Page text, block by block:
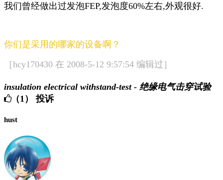
我们曾经做出过发泡FEP,发泡度60%左右,外观很好.
你们是采用的哪家的设备啊？
［hcy170430 在 2008-5-12 9:57:54 编辑过］
insulation electrical withstand-test - 绝缘电气击穿试验
（1）
投诉
hust